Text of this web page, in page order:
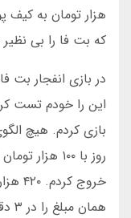
هزار تومان به
که بت فا را بی
در بازی انفجار بت
بازی کردم. هیچ